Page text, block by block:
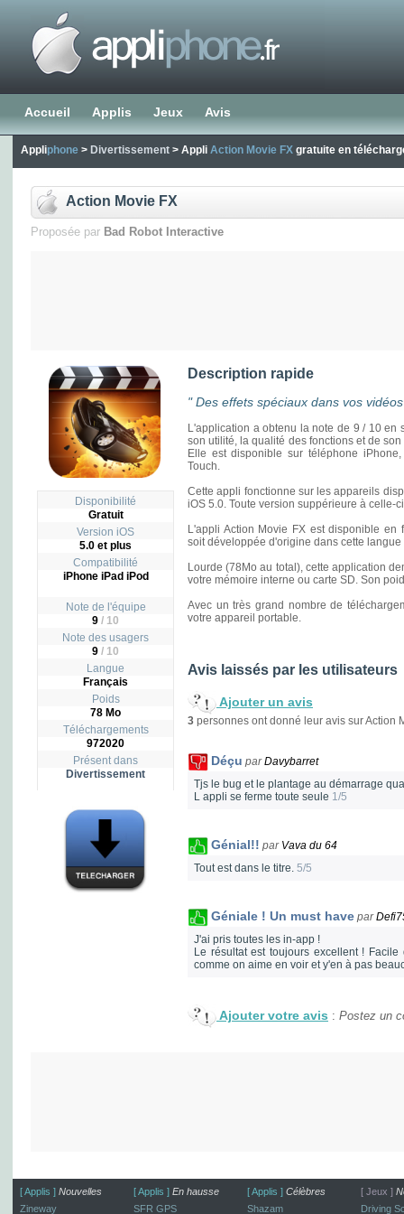
Accueil Applis Jeux Avis
Appliphone > Divertissement > Appli Action Movie FX gratuite en
Action Movie FX
Proposée par Bad Robot Interactive
Disponibilité
Gratuit
Version iOS
5.0 et plus
Compatibilité
iPhone iPad iPod
Note de l'équipe
9 / 10
Note des usagers
9 / 10
Langue
Français
Poids
78 Mo
Téléchargements
972020
Présent dans
Divertissement
Description rapide
" Des effets spéciaux dans vos
L'application a obtenu la note de 9 / 10 en
son utilité, la qualité des fonctions et de
Elle est disponible sur téléphone
Touch.
Cette appli fonctionne sur les appareils
iOS 5.0. Toute version suppérieure à celle-
L'appli Action Movie FX est disponible en
soit développée d'origine dans cette langue
Lourde (78Mo au total), cette application
votre mémoire interne ou carte SD. Son
Avec un très grand nombre de
votre appareil portable.
Avis laissés par les utilisateurs
Ajouter un avis
3 personnes ont donné leur avis sur Action
Déçu parDavybarret
Tjs le bug et le plantage au démarrage
L appli se ferme toute seule 1/5
Génial!! par Vava du 64
Tout est dans le titre. 5/5
Géniale ! Un must have par
J'ai pris toutes les in-app !
Le résultat est toujours excellent !
comme on aime en voir et y'en à pas
Ajouter votre avis : Postez un
[ Applis ] Nouvelles
Zineway
[ Applis ] En hausse
SFR GPS
[ Applis ] Célèbres
Shazam
[ Jeux ]
Driving